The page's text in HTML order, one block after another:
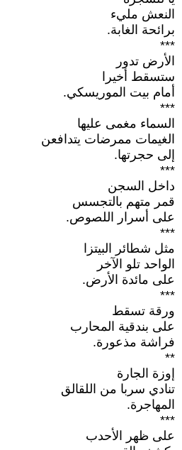
النعش مليء
برائحة الغابة.
***
الأرض تدور
ستسقط أخيرا
أمام بيت الموريسكي.
***
السماء مغمى عليها
الغيمات ممرضات يتدافعن
إلى حجرتها.
***
داخل السجن
قمر متهم بالتجسس
على أسرار اللصوص.
***
مثل شطائر البيتزا
الواحد تلو الآخر
على مائدة الأرض.
***
ورقة تسقط
على بندقية المحارب
فراشة مذعورة.
**
إوزة الجارة
تنادي سربا من اللقالق
المهاجرة.
***
على ظهر الأحدب